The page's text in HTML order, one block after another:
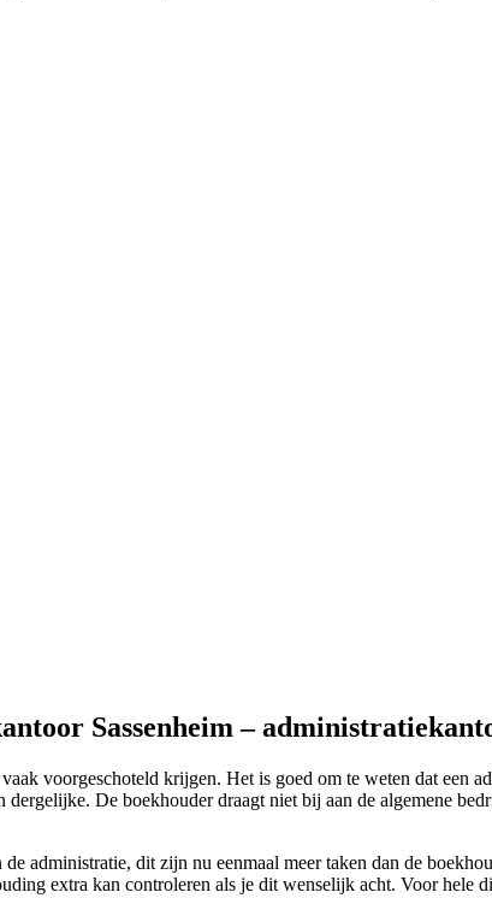
Sassenheim –
voorgeschoteld krijgen. Het is goed om te weten dat een
De boekhouder draagt niet bij aan de algemene
administratie, dit zijn nu eenmaal meer taken dan de
extra kan controleren als je dit wenselijk acht. Voor hele